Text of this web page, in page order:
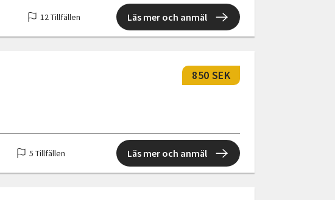
12 Tillfällen Läs mer och anmäl
850 SEK
5 Tillfällen Läs mer och anmäl